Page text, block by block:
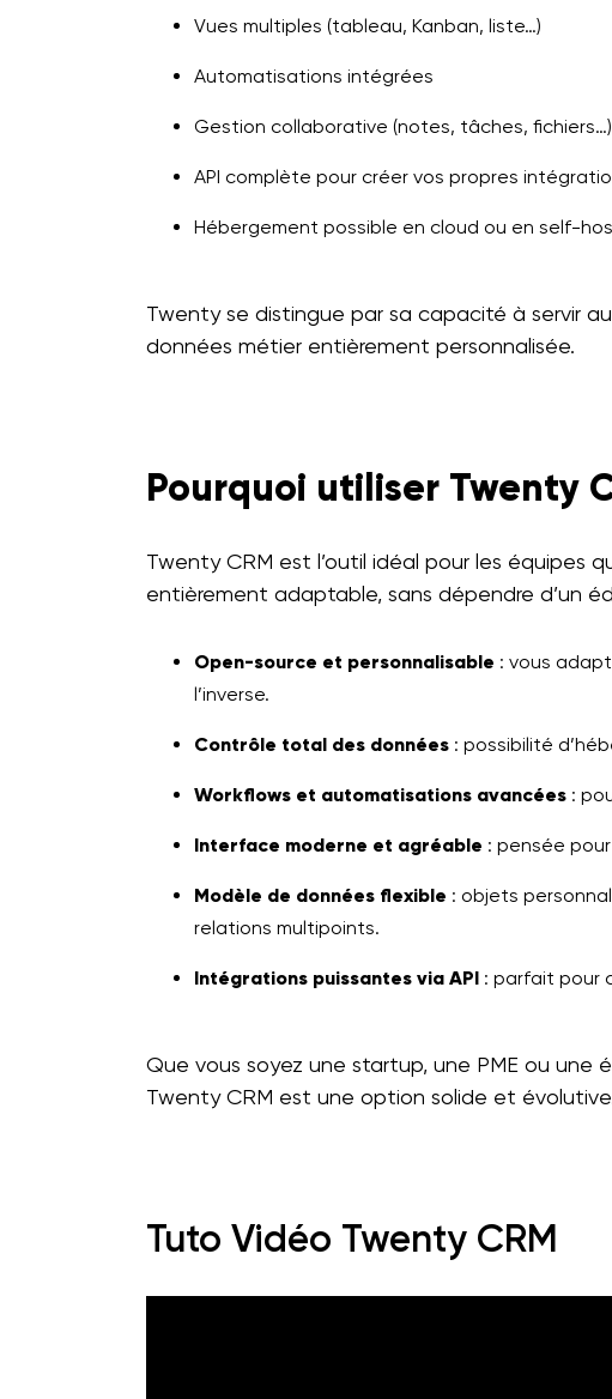
Vues multiples (tableau, Kanban, liste…)
Automatisations intégrées
Gestion collaborative (notes, tâches, fichiers…)
API complète pour créer vos propres
Hébergement possible en cloud ou en self-
Twenty se distingue par sa capacité à servir
données métier entièrement personnalisée.
Pourquoi utiliser Twenty
Twenty CRM est l’outil idéal pour les équipes
entièrement adaptable, sans dépendre d’un
Open-source et personnalisable : vous
l’inverse.
Contrôle total des données : possibilité
Workflows et automatisations avancées :
Interface moderne et agréable : pensée
Modèle de données flexible : objets
relations multipoints.
Intégrations puissantes via API : parfait pour
Que vous soyez une startup, une PME ou
Twenty CRM est une option solide et
Tuto Vidéo Twenty CRM